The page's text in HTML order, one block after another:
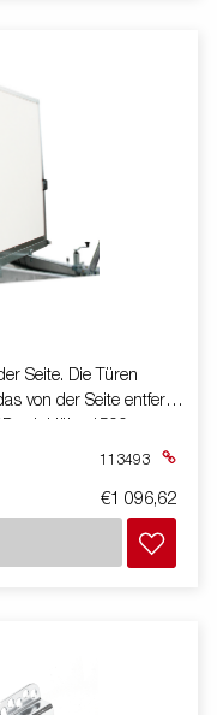
Seite. Die Türen
von der Seite entfernt
mit Höhe 1500mm.
113493
€1 096,62